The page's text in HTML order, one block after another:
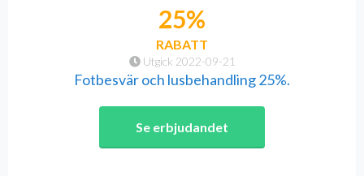
Utgick 2022-09-21
25%
RABATT
Fotbesvär och lusbehandling 25%.
Se erbjudandet